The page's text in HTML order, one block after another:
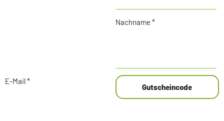
Nachname *
E-Mail *
Gutscheincode